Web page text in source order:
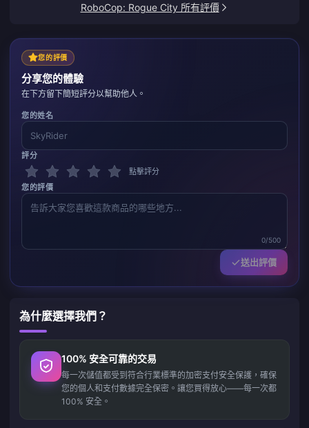
RoboCop: Rogue City 所有評價
您的評價
分享您的體驗
在下方留下簡短評分以幫助他人。
您的姓名
評分
點擊評分
您的評價
0/500
送出評價
為什麼選擇我們？
100% 安全可靠的交易
每一次儲值都受到符合行業標準的加密支付安全保護，確保
您的個人和支付數據完全保密。讓您買得放心——每一次都
100% 安全。